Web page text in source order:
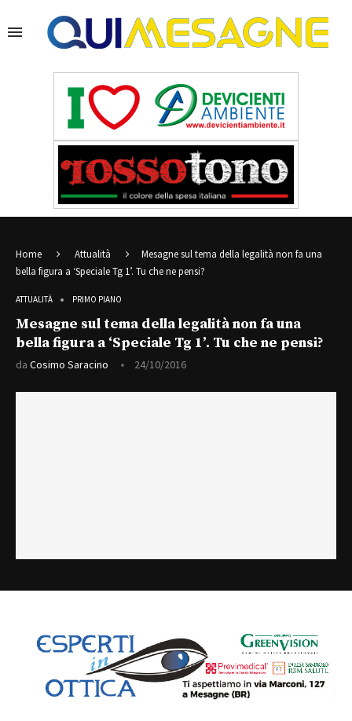
Home Attualità
Mesagne sul tema della legalità non fa una
bella figura a ‘Speciale Tg 1’. Tu che ne pensi?
ATTUALITÀ PRIMO PIANO
Mesagne sul tema della legalità non fa una
bella figura a ‘Speciale Tg 1’. Tu che ne pensi?
da Cosimo Saracino 24/10/2016